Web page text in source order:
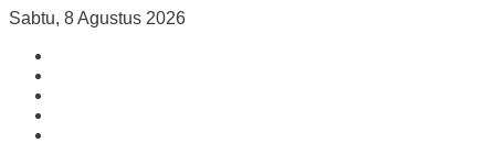
Sabtu, 8 Agustus 2026